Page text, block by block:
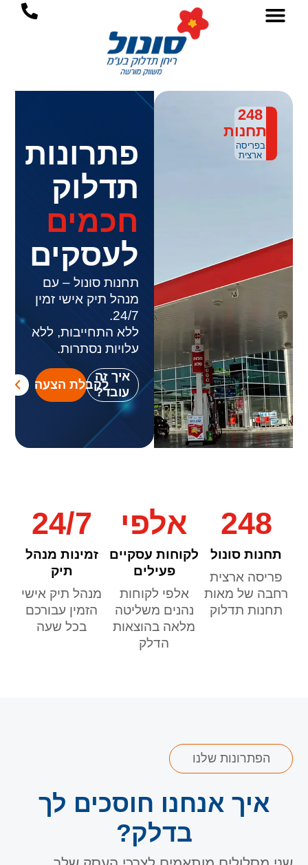
לתוכן
פתרונות
תדלוק
חכמים
לעסקים
תחנות סונול – עם
מנהל תיק אישי זמין
24/7.
ללא התחייבות, ללא
עלויות נסתרות.
איך זה
עובד?
לקבלת הצעה
248
תחנות
בפריסה
ארצית
248
תחנות סונול
פריסה ארצית
רחבה של מאות
תחנות תדלוק
אלפי
לקוחות עסקיים
פעילים
אלפי לקוחות
נהנים משליטה
מלאה בהוצאות
הדלק
24/7
זמינות מנהל
תיק
מנהל תיק אישי
הזמין עבורכם
בכל שעה
הפתרונות שלנו
איך אנחנו חוסכים לך
בדלק?